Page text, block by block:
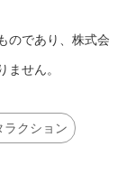
のであり、株式会
せん。
ラクション